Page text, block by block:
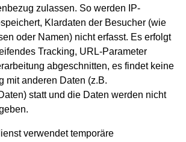
zulassen. So werden IP-
Klardaten der Besucher (wie
oder Namen) nicht erfasst. Es erfolgt
Tracking, URL-Parameter
abgeschnitten, es findet keine
mit anderen Daten (z.B.
statt und die Daten werden nicht
verwendet temporäre